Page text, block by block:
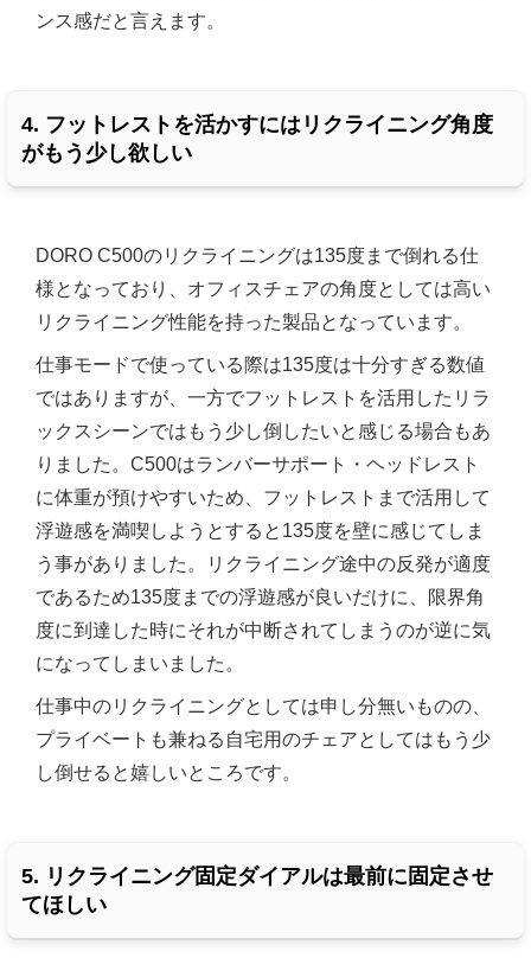
ンス感だと言えます。
4. フットレストを活かすにはリクライニング角度
がもう少し欲しい
DORO C500のリクライニングは135度まで倒れる仕
様となっており、オフィスチェアの角度としては高い
リクライニング性能を持った製品となっています。
仕事モードで使っている際は135度は十分すぎる数値
ではありますが、一方でフットレストを活用したリラ
ックスシーンではもう少し倒したいと感じる場合もあ
りました。C500はランバーサポート・ヘッドレスト
に体重が預けやすいため、フットレストまで活用して
浮遊感を満喫しようとすると135度を壁に感じてしま
う事がありました。リクライニング途中の反発が適度
であるため135度までの浮遊感が良いだけに、限界角
度に到達した時にそれが中断されてしまうのが逆に気
になってしまいました。
仕事中のリクライニングとしては申し分無いものの、
プライベートも兼ねる自宅用のチェアとしてはもう少
し倒せると嬉しいところです。
5. リクライニング固定ダイアルは最前に固定させ
てほしい